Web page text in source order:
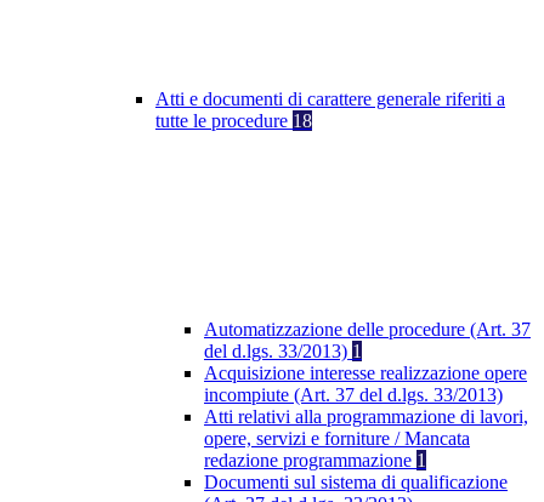
Atti e documenti di carattere generale riferiti a
tutte le procedure 18
Automatizzazione delle procedure (Art. 37
del d.lgs. 33/2013) 1
Acquisizione interesse realizzazione opere
incompiute (Art. 37 del d.lgs. 33/2013)
Atti relativi alla programmazione di lavori,
opere, servizi e forniture / Mancata
redazione programmazione 1
Documenti sul sistema di qualificazione